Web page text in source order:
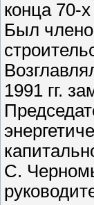
конца 70-
Был
1991 гг.
С.